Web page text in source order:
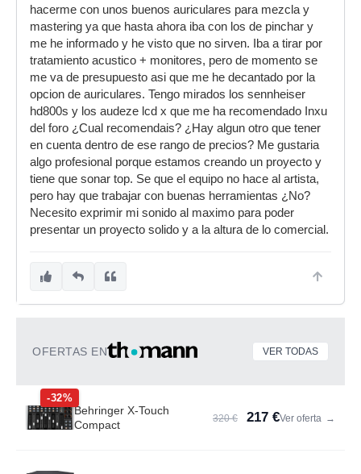
hacerme con unos buenos auriculares para mezcla y
mastering ya que hasta ahora iba con los de pinchar y
me he informado y he visto que no sirven. Iba a tirar por
tratamiento acustico + monitores, pero de momento se
me va de presupuesto asi que me he decantado por la
opcion de auriculares. Tengo mirados los sennheiser
hd800s y los audeze lcd x que me ha recomendado Inxu
del foro ¿Cual recomendais? ¿Hay algun otro que tener
en cuenta dentro de ese rango de precios? Me gustaria
algo profesional porque estamos creando un proyecto y
tiene que sonar top. Se que el equipo no hace al artista,
pero hay que trabajar con buenas herramientas ¿No?
Necesito exprimir mi sonido al maximo para poder
presentar un proyecto solido y a la altura de lo comercial.
OFERTAS EN VER TODAS
-32%
Behringer X-Touch
Compact
320 € 217 €Ver oferta →